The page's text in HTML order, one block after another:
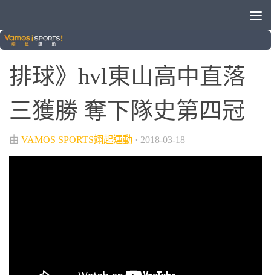
排球 / 球類運動
排球》hvl東山高中直落
三獲勝 奪下隊史第四冠
由 VAMOS SPORTS翊起運動 · 2018-03-18